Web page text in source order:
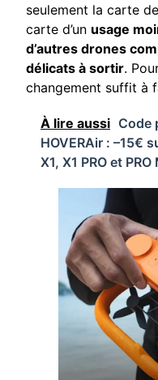
seulement la carte
carte d’un usage
d’autres drones
délicats à sortir.
changement suffit à
À lire aussi Code
HOVERAir : –15€
X1, X1 PRO et PRO